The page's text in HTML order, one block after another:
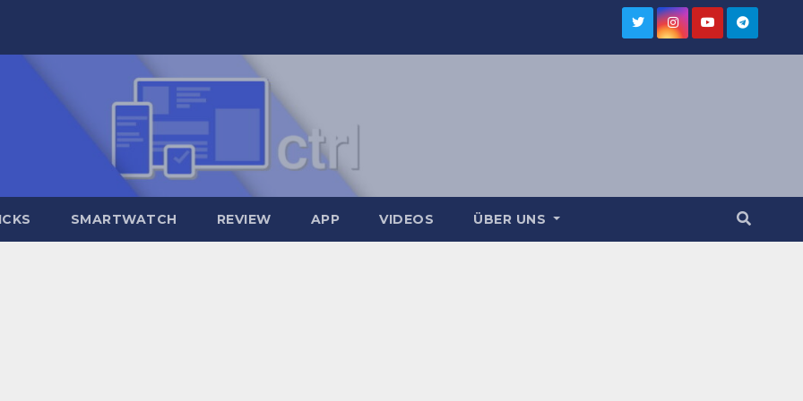
SMARTWATCH REVIEW APP VIDEOS ÜBER UNS